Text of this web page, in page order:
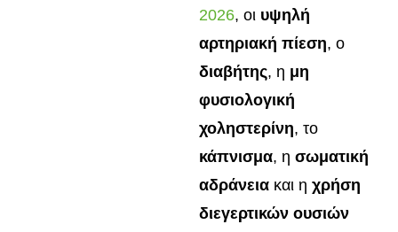
2026, οι υψηλή
αρτηριακή πίεση, ο
διαβήτης, η μη
φυσιολογική
χοληστερίνη, το
κάπνισμα, η σωματική
αδράνεια και η χρήση
διεγερτικών ουσιών